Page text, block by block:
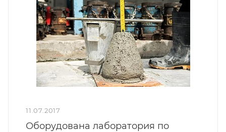
11.07.2017
Оборудована лаборатория по